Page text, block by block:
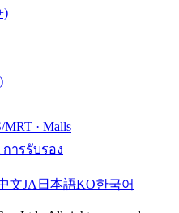
MRT · Malls
การรับรอง
文JA 日本語KO한국어